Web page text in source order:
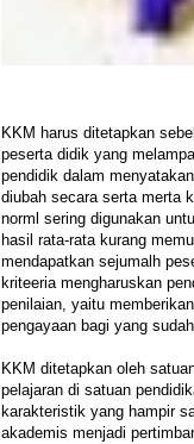
KKM harus ditetapkan
peserta didik yang
pendidik dalam
diubah secara serta merta
norml sering digunakan
hasil rata-rata kurang
mendapatkan sejumalh
kriteeria mengharuskan
penilaian, yaitu
pengayaan bagi yang
KKM ditetapkan oleh
pelajaran di satuan
karakteristik yang hampir
akademis menjadi